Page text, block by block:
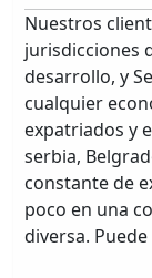
Nuestros
jurisdicciones
desarrollo, y
cualquier
expatriados y
serbia,
constante de
poco en una
diversa.